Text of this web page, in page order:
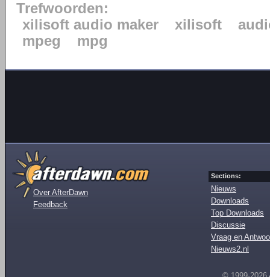
Trefwoorden:
xilisoft audio maker
xilisoft
mpeg
mpg
Over AfterDawn
Feedback
Sections:
Nieuws
Downloads
Top Downloads
Discussie
Vraag en
Nieuws2.nl